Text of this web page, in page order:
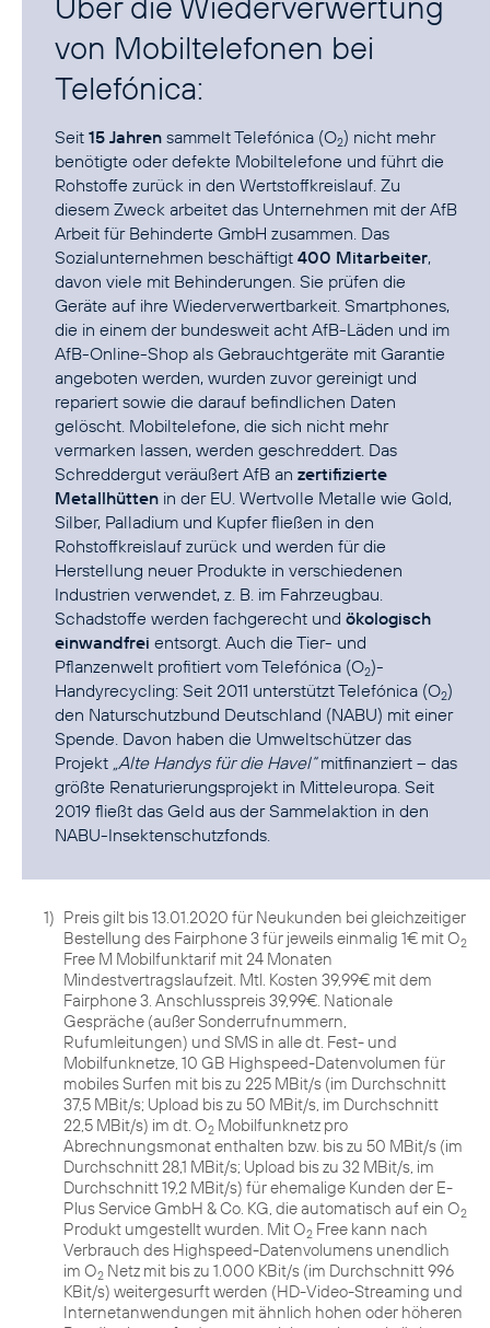
von Mobiltelefonen bei
Telefónica:
Seit 15 Jahren sammelt Telefónica (O2) nicht mehr
benötigte oder defekte Mobiltelefone und führt die
Rohstoffe zurück in den Wertstoffkreislauf. Zu
diesem Zweck arbeitet das Unternehmen mit der AfB
Arbeit für Behinderte GmbH zusammen. Das
Sozialunternehmen beschäftigt 400 Mitarbeiter,
davon viele mit Behinderungen. Sie prüfen die
Geräte auf ihre Wiederverwertbarkeit. Smartphones,
die in einem der bundesweit acht AfB-Läden und im
AfB-Online-Shop als Gebrauchtgeräte mit Garantie
angeboten werden, wurden zuvor gereinigt und
repariert sowie die darauf befindlichen Daten
gelöscht. Mobiltelefone, die sich nicht mehr
vermarken lassen, werden geschreddert. Das
Schreddergut veräußert AfB an zertifizierte
Metallhütten in der EU. Wertvolle Metalle wie Gold,
Silber, Palladium und Kupfer fließen in den
Rohstoffkreislauf zurück und werden für die
Herstellung neuer Produkte in verschiedenen
Industrien verwendet, z. B. im Fahrzeugbau.
Schadstoffe werden fachgerecht und ökologisch
einwandfrei entsorgt. Auch die Tier- und
Pflanzenwelt profitiert vom Telefónica (O2)-
Handyrecycling: Seit 2011 unterstützt Telefónica (O2)
den Naturschutzbund Deutschland (NABU) mit einer
Spende. Davon haben die Umweltschützer das
Projekt „Alte Handys für die Havel“mitfinanziert – das
größte Renaturierungsprojekt in Mitteleuropa. Seit
2019 fließt das Geld aus der Sammelaktion in den
NABU-Insektenschutzfonds
1) Preis gilt bis 13.01.2020 für Neukunden bei gleichzeitiger
Bestellung des Fairphone 3 für jeweils einmalig 1€ mit O2
Free M Mobilfunktarif mit 24 Monaten
Mindestvertragslaufzeit. Mtl. Kosten 39,99€ mit dem
Fairphone 3. Anschlusspreis 39,99€. Nationale
Gespräche (außer Sonderrufnummern,
Rufumleitungen) und SMS in alle dt. Fest- und
Mobilfunknetze, 10 GB Highspeed-Datenvolumen für
mobiles Surfen mit bis zu 225 MBit/s (im Durchschnitt
37,5 MBit/s; Upload bis zu 50 MBit/s, im Durchschnitt
22,5 MBit/s) im dt. O2 Mobilfunknetz pro
Abrechnungsmonat enthalten bzw. bis zu 50 MBit/s (im
Durchschnitt 28,1 MBit/s; Upload bis zu 32 MBit/s, im
Durchschnitt 19,2 MBit/s) für ehemalige Kunden der E-
Plus Service GmbH & Co. KG, die automatisch auf ein O2
Produkt umgestellt wurden. Mit O2 Free kann nach
Verbrauch des Highspeed-Datenvolumens unendlich
im O2 Netz mit bis zu 1.000 KBit/s (im Durchschnitt 996
KBit/s) weitergesurft werden (HD-Video-Streaming und
Internetanwendungen mit ähnlich hohen oder höheren